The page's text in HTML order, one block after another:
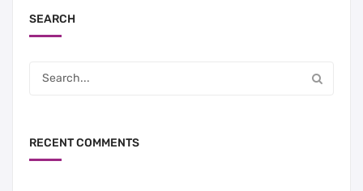
SEARCH
RECENT COMMENTS